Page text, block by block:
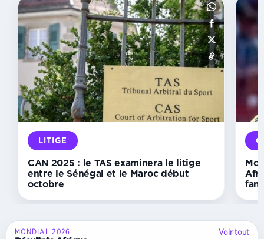
INSTANCES
Échecs :
le
Gabon
accède
la
vice-
présidence
de
Confédération
africaine
LITIGE
CAN 2025 : le TAS examinera le litige
entre le Sénégal et le Maroc début
octobre
MONDIAL 2026 Voir tout